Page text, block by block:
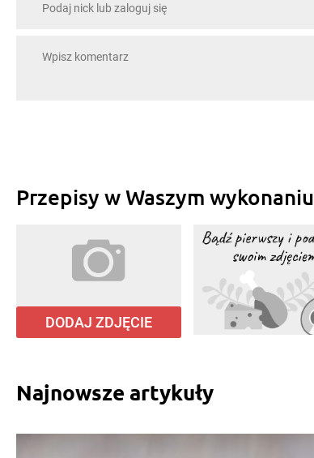
Przepisy w Waszym wykonaniu
DODAJ ZDJĘCIE
Najnowsze artykuły